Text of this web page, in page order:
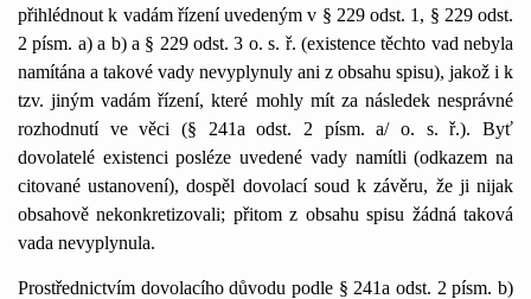
přihlédnout k vadám řízení uvedeným v § 229 odst. 1, § 229 odst.
2 písm. a) a b) a § 229 odst. 3 o. s. ř. (existence těchto vad nebyla
namítána a takové vady nevyplynuly ani z obsahu spisu), jakož i k
tzv. jiným vadám řízení, které mohly mít za následek nesprávné
rozhodnutí ve věci (§ 241a odst. 2 písm. a/ o. s. ř.). Byť
dovolatelé existenci posléze uvedené vady namítli (odkazem na
citované ustanovení), dospěl dovolací soud k závěru, že ji nijak
obsahově nekonkretizovali; přitom z obsahu spisu žádná taková
vada nevyplynula.
Prostřednictvím dovolacího důvodu podle § 241a odst. 2 písm. b)